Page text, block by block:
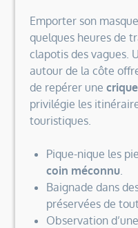
Emporter son
quelques heures de
clapotis des vagues.
autour de la côte
de repérer une
privilégie les
touristiques.
Pique-nique les
coin méconnu.
Baignade dans
préservées de
Observation d’une